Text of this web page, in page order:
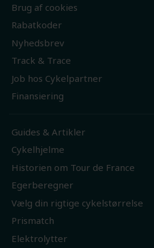
Brug af cookies
Rabatkoder
Nyhedsbrev
Track & Trace
Job hos Cykelpartner
Finansiering
Guides & Artikler
Cykelhjelme
Historien om Tour de France
Egerberegner
Vælg din rigtige cykelstørrelse
Prismatch
Elektrolytter